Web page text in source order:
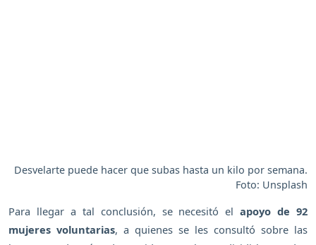
Desvelarte puede hacer que subas hasta un kilo por semana.
Foto: Unsplash
Para llegar a tal conclusión, se necesitó elapoyo de 92
mujeres voluntarias, a quienes se les consultó sobre las